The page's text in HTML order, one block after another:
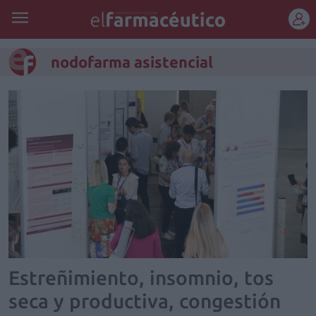
nodofarma asistencial
Estreñimiento, insomnio, tos
seca y productiva, congestión